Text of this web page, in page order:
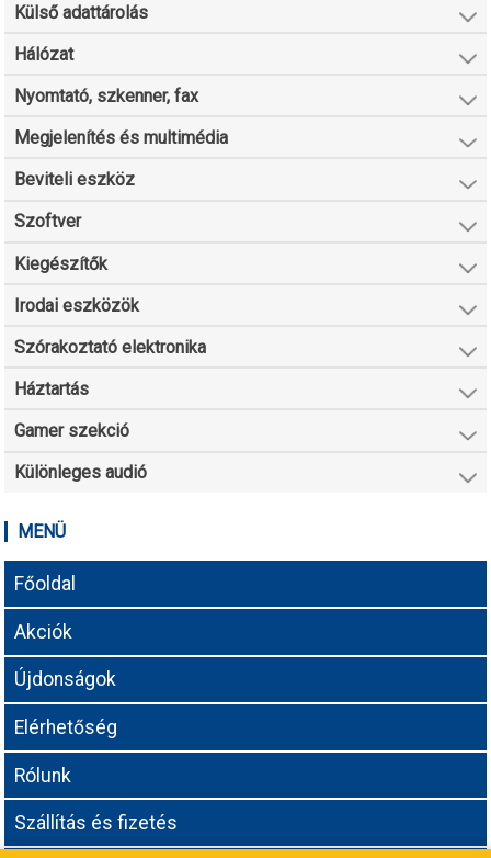
Külső adattárolás
Hálózat
Nyomtató, szkenner, fax
Megjelenítés és multimédia
Beviteli eszköz
Szoftver
Kiegészítők
Irodai eszközök
Szórakoztató elektronika
Háztartás
Gamer szekció
Különleges audió
MENÜ
Főoldal
Akciók
Újdonságok
Elérhetőség
Rólunk
Szállítás és fizetés